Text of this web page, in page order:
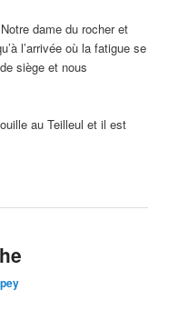
dame du rocher et
l’arrivée où la fatigue se
siège et nous
au Teilleul et il est